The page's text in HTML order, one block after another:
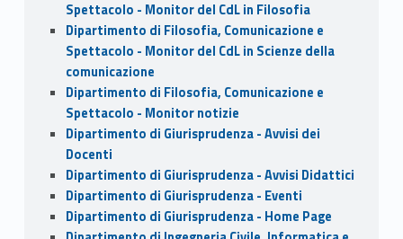
Spettacolo - Monitor del CdL in Filosofia
Dipartimento di Filosofia, Comunicazione e
Spettacolo - Monitor del CdL in Scienze della
comunicazione
Dipartimento di Filosofia, Comunicazione e
Spettacolo - Monitor notizie
Dipartimento di Giurisprudenza - Avvisi dei
Docenti
Dipartimento di Giurisprudenza - Avvisi Didattici
Dipartimento di Giurisprudenza - Eventi
Dipartimento di Giurisprudenza - Home Page